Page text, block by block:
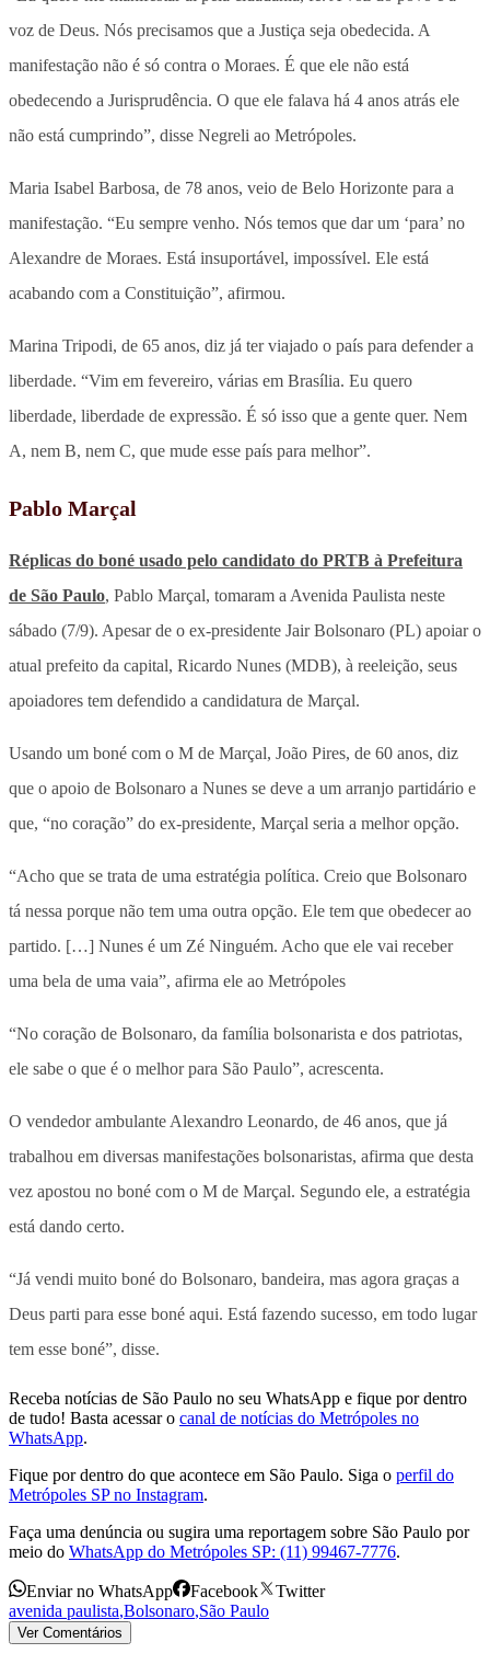
voz de Deus. Nós precisamos que a Justiça seja obedecida. A
manifestação não é só contra o Moraes. É que ele não está
obedecendo a Jurisprudência. O que ele falava há 4 anos atrás ele
não está cumprindo”, disse Negreli ao Metrópoles.
Maria Isabel Barbosa, de 78 anos, veio de Belo Horizonte para a
manifestação. “Eu sempre venho. Nós temos que dar um ‘para’ no
Alexandre de Moraes. Está insuportável, impossível. Ele está
acabando com a Constituição”, afirmou.
Marina Tripodi, de 65 anos, diz já ter viajado o país para defender a
liberdade. “Vim em fevereiro, várias em Brasília. Eu quero
liberdade, liberdade de expressão. É só isso que a gente quer. Nem
A, nem B, nem C, que mude esse país para melhor”.
Pablo Marçal
Réplicas do boné usado pelo candidato do PRTB à Prefeitura
de São Paulo, Pablo Marçal, tomaram a Avenida Paulista neste
sábado (7/9). Apesar de o ex-presidente Jair Bolsonaro (PL) apoiar o
atual prefeito da capital, Ricardo Nunes (MDB), à reeleição, seus
apoiadores tem defendido a candidatura de Marçal.
Usando um boné com o M de Marçal, João Pires, de 60 anos, diz
que o apoio de Bolsonaro a Nunes se deve a um arranjo partidário e
que, “no coração” do ex-presidente, Marçal seria a melhor opção.
“Acho que se trata de uma estratégia política. Creio que Bolsonaro
tá nessa porque não tem uma outra opção. Ele tem que obedecer ao
partido. […] Nunes é um Zé Ninguém. Acho que ele vai receber
uma bela de uma vaia”, afirma ele ao Metrópoles
“No coração de Bolsonaro, da família bolsonarista e dos patriotas,
ele sabe o que é o melhor para São Paulo”, acrescenta.
O vendedor ambulante Alexandro Leonardo, de 46 anos, que já
trabalhou em diversas manifestações bolsonaristas, afirma que desta
vez apostou no boné com o M de Marçal. Segundo ele, a estratégia
está dando certo.
“Já vendi muito boné do Bolsonaro, bandeira, mas agora graças a
Deus parti para esse boné aqui. Está fazendo sucesso, em todo lugar
tem esse boné”, disse.
Receba notícias de São Paulo no seu WhatsApp e fique por dentro
de tudo! Basta acessar o canal de notícias do Metrópoles no
WhatsApp.
Fique por dentro do que acontece em São Paulo. Siga o perfil do
Metrópoles SP no Instagram.
Faça uma denúncia ou sugira uma reportagem sobre São Paulo por
meio do WhatsApp do Metrópoles SP: (11) 99467-7776.
Enviar no WhatsApp Facebook
Twitter
avenida paulista,Bolsonaro,São Paulo
Ver Comentários